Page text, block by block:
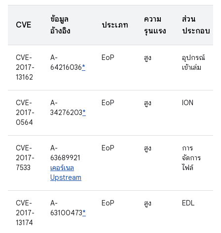
CVE
ข้อมูล
อ้างอิง
ประเภท
ความ
รุนแรง
ส่วน
ประกอบ
CVE-
2017-
13162
A-
64216036*
EoP สูง
อุปกรณ์
เข้าเล่ม
CVE-
2017-
0564
A-
34276203*
EoP สูง ION
CVE-
2017-
7533
A-
63689921
เคอร์เนล
Upstream
EoP สูง
การ
จัดการ
ไฟล์
CVE-
2017-
13174
A-
63100473*
EoP สูง EDL